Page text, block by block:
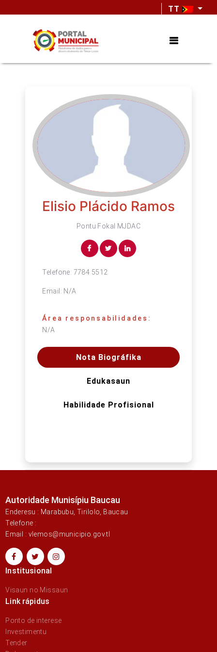
TT
Elisio Plácido Ramos
Pontu Fokal MJDAC
Telefone: 7784 5512
Email: N/A
Área responsabilidades:
N/A
Nota Biográfika
Edukasaun
Habilidade Profisional
Autoridade Munisípiu Baucau
Enderesu : Marabubu, Tirilolo, Baucau
Telefone :
Email : vlemos@municipio.gov.tl
Institusional
Visaun no Missaun
Link rápidus
Ponto de interese
Investimentu
Tender